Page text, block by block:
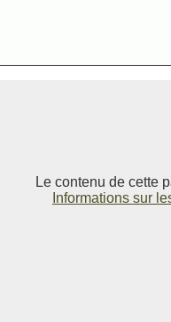
Le contenu de cette
Informations sur